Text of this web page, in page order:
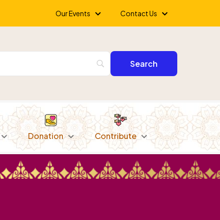
Our Events Contact Us
Donation Contribute